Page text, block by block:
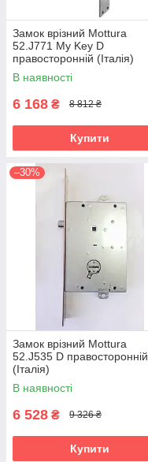
Замок врізний Mottura
52.J771 My Key D
правосторонній (Італія)
В наявності
6 168 ₴ 8 812 ₴
Купити
–30%
Замок врізний Mottura
52.J535 D правосторонній
(Італія)
В наявності
6 528 ₴ 9 326 ₴
Купити